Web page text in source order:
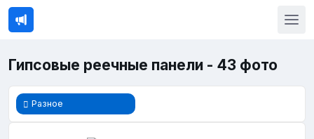
Гипсовые реечные панели - 43 фото
Разное